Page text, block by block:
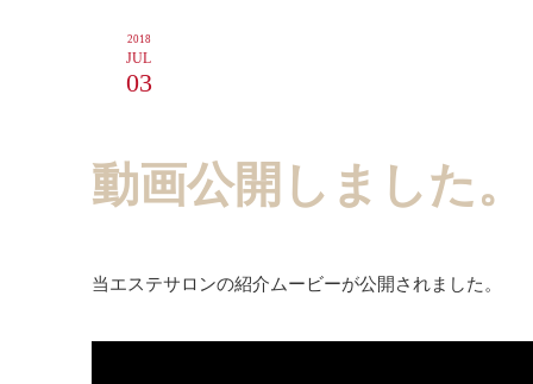
2018
JUL
03
動画公開しました。
当エステサロンの紹介ムービーが公開されました。